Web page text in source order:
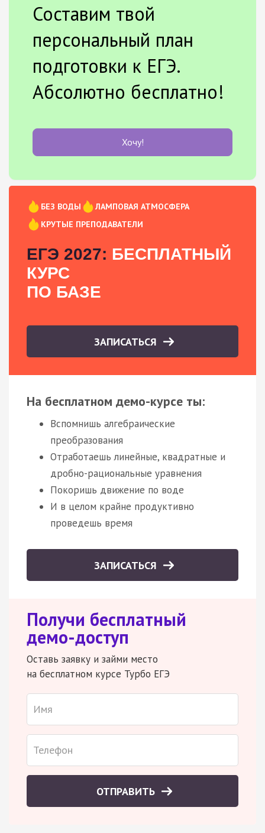
Составим твой
персональный план
подготовки к ЕГЭ.
Абсолютно бесплатно!
Хочу!
БЕЗ ВОДЫ
ЛАМПОВАЯ АТМОСФЕРА
КРУТЫЕ ПРЕПОДАВАТЕЛИ
ЕГЭ 2027: БЕСПЛАТНЫЙ
КУРС
ПО БАЗЕ
ЗАПИСАТЬСЯ
На бесплатном демо-курсе ты:
Вспомнишь алгебраические
преобразования
Отработаешь линейные, квадратные и
дробно-рациональные уравнения
Покоришь движение по воде
И в целом крайне продуктивно
проведешь время
ЗАПИСАТЬСЯ
Получи бесплатный
демо-доступ
Оставь заявку и займи место
на бесплатном курсе Турбо ЕГЭ
ОТПРАВИТЬ